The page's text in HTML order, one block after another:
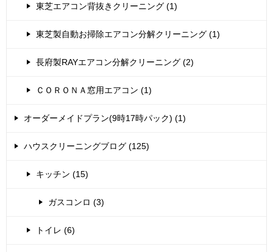
東芝エアコン背抜きクリーニング (1)
東芝製自動お掃除エアコン分解クリーニング (1)
長府製RAYエアコン分解クリーニング (2)
ＣＯＲＯＮＡ窓用エアコン (1)
オーダーメイドプラン(9時17時パック) (1)
ハウスクリーニングブログ (125)
キッチン (15)
ガスコンロ (3)
トイレ (6)